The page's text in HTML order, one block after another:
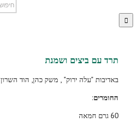
תרד עם ביצים ושמנת
באדיבות "עלה ירוק" , משק כהן, הוד השרון
החומרים:
60 גרם חמאה